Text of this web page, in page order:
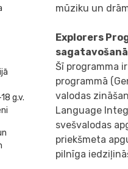
g.v.
mūziku un
Explorers
Šī programma
programmā
valodas
Language
svešvalodas
priekšmeta
pilnīga